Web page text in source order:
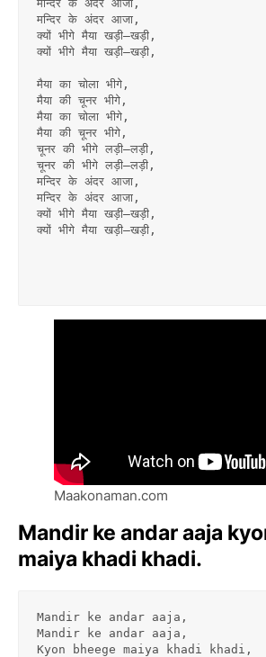
मन्दिर के अंदर आजा,
मन्दिर के अंदर आजा,
क्यों भीगे मैया खड़ी–खड़ी,
क्यों भीगे मैया खड़ी–खड़ी,
मैया का चोला भीगे,
मैया की चूनर भीगे,
मैया का चोला भीगे,
मैया की चूनर भीगे,
चूनर की भीगे लड़ी–लड़ी,
चूनर की भीगे लड़ी–लड़ी,
मन्दिर के अंदर आजा,
मन्दिर के अंदर आजा,
क्यों भीगे मैया खड़ी–खड़ी,
क्यों भीगे मैया खड़ी–खड़ी,
Maakonaman.com
Mandir ke andar aaja
maiya khadi khadi.
Mandir ke andar aaja,
Mandir ke andar aaja,
Kyon bheege maiya khadi khadi,